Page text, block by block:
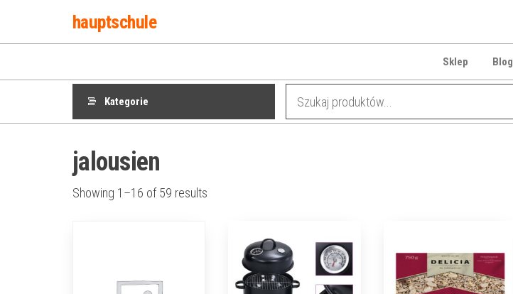
treści
hauptschule
Sklep Blog
Kategorie
jalousien
Showing 1–16 of 59 results